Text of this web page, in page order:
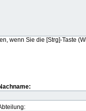
wenn Sie die [Strg]-Taste